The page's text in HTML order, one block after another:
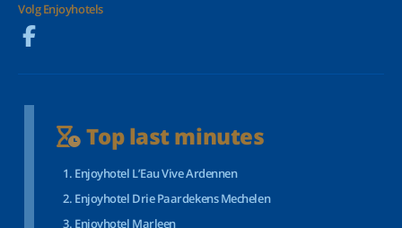
Volg Enjoyhotels
Top last minutes
Enjoyhotel L’Eau Vive Ardennen
Enjoyhotel Drie Paardekens Mechelen
Enjoyhotel Marleen